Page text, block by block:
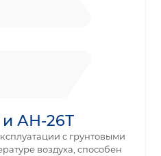
АН-26Т
с грунтовыми
воздуха, способен